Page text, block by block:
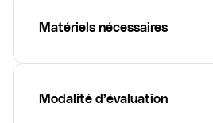
Matériels nécessaires
Modalité d’évaluation